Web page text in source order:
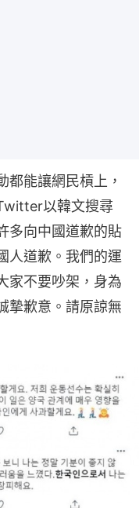
都能讓網民槓上，
以韓文搜尋
多向中國道歉的貼
人道歉。我們的運
家不要吵架，身為
摯歉意。請原諒無